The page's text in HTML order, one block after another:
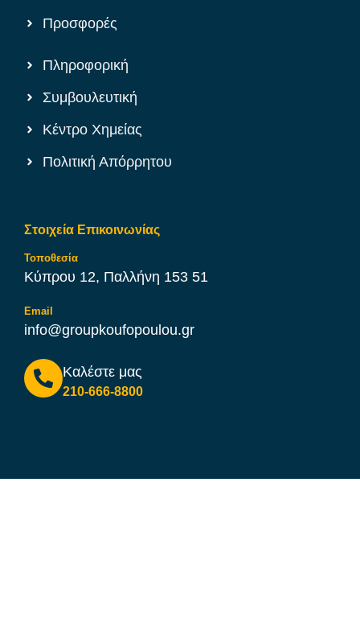
Προσφορές
Πληροφορική
Συμβουλευτική
Κέντρο Χημείας
Πολιτική Απόρρητου
Στοιχεία Επικοινωνίας
Τοποθεσία
Κύπρου 12, Παλλήνη 153 51
Email
info@groupkoufopoulou.gr
Καλέστε μας
210-666-8800